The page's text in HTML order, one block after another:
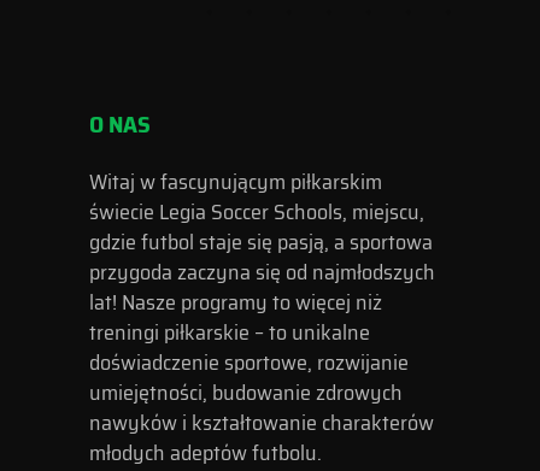
O NAS
Witaj w fascynującym piłkarskim
świecie Legia Soccer Schools, miejscu,
gdzie futbol staje się pasją, a sportowa
przygoda zaczyna się od najmłodszych
lat! Nasze programy to więcej niż
treningi piłkarskie – to unikalne
doświadczenie sportowe, rozwijanie
umiejętności, budowanie zdrowych
nawyków i kształtowanie charakterów
młodych adeptów futbolu.